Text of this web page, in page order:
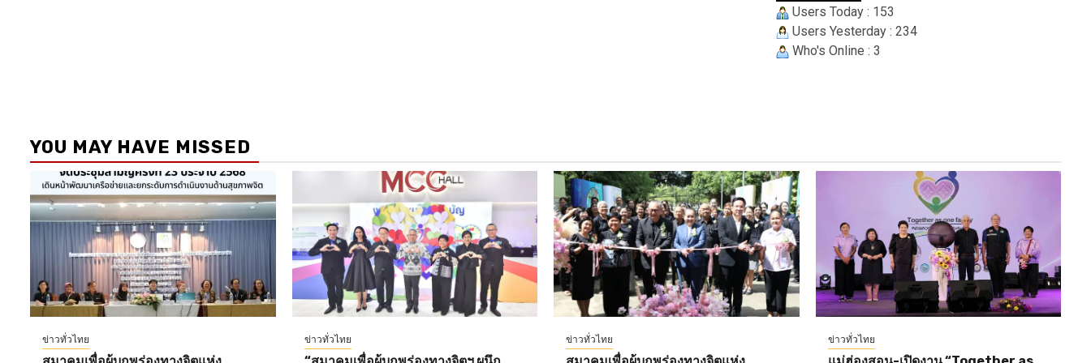
Users Today : 153
Users Yesterday : 234
Who's Online : 3
YOU MAY HAVE MISSED
ข่าวทั่วไทย ข่าวทั่วไทย ข่าวทั่วไทย ข่าวทั่วไทย